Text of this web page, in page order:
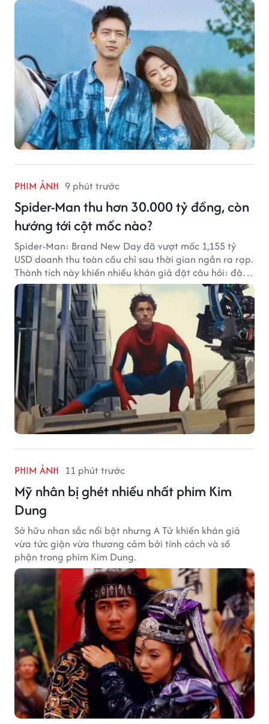
PHIM ẢNH 9 phút trước
Spider-Man thu hơn 30.000 tỷ đồng, còn
hướng tới cột mốc nào?
Spider-Man: Brand New Day đã vượt mốc 1,155 tỷ
USD doanh thu toàn cầu chỉ sau thời gian ngắn ra rạp.
Thành tích này khiến nhiều khán giả đặt câu hỏi: đâu
sẽ là cột mốc tiếp theo của Người Nhện?
PHIM ẢNH 11 phút trước
Mỹ nhân bị ghét nhiều nhất phim Kim
Dung
Sở hữu nhan sắc nổi bật nhưng A Tử khiến khán giả
vừa tức giận vừa thương cảm bởi tính cách và số
phận trong phim Kim Dung.